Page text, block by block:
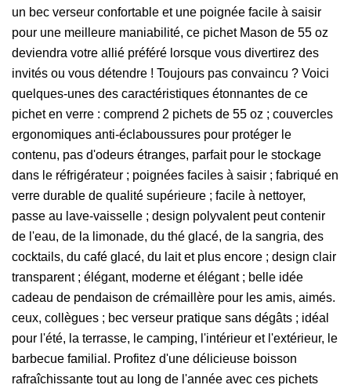
un bec verseur confortable et une poignée facile à saisir
pour une meilleure maniabilité, ce pichet Mason de 55 oz
deviendra votre allié préféré lorsque vous divertirez des
invités ou vous détendre ! Toujours pas convaincu ? Voici
quelques-unes des caractéristiques étonnantes de ce
pichet en verre : comprend 2 pichets de 55 oz ; couvercles
ergonomiques anti-éclaboussures pour protéger le
contenu, pas d'odeurs étranges, parfait pour le stockage
dans le réfrigérateur ; poignées faciles à saisir ; fabriqué en
verre durable de qualité supérieure ; facile à nettoyer,
passe au lave-vaisselle ; design polyvalent peut contenir
de l'eau, de la limonade, du thé glacé, de la sangria, des
cocktails, du café glacé, du lait et plus encore ; design clair
transparent ; élégant, moderne et élégant ; belle idée
cadeau de pendaison de crémaillère pour les amis, aimés.
ceux, collègues ; bec verseur pratique sans dégâts ; idéal
pour l'été, la terrasse, le camping, l'intérieur et l'extérieur, le
barbecue familial. Profitez d'une délicieuse boisson
rafraîchissante tout au long de l'année avec ces pichets